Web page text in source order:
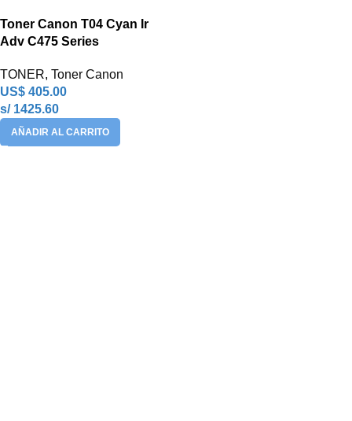
Toner Canon T04 Cyan Ir
Adv C475 Series
TONER, Toner Canon
US$ 405.00
s/ 1425.60
AÑADIR AL CARRITO